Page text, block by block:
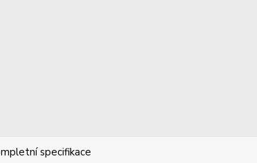
specifikace